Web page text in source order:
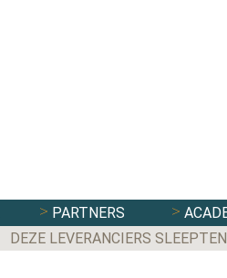
PARTNERS
DEZE LEVERANCIERS